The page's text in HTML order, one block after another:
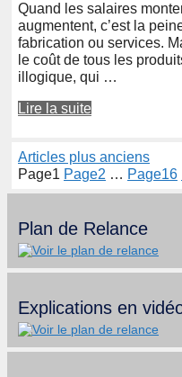
Quand les salaires
augmentent, c’est la
fabrication ou services.
le coût de tous les
illogique, qui …
Lire la suite
Articles plus anciens
Page1 Page2 … Page16
Plan de Relance
Explications en